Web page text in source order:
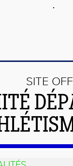
SITE